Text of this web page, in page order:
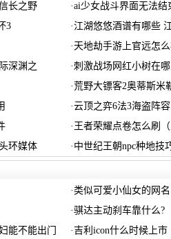
长之野 ·ai少女战斗界面无法结
3 ·江湖悠悠酒谱有哪些
· 天地劫手游上官远怎
深渊之 ·刺激战场网红小树在
· 荒野大镖客2奥蒂斯米
·云顶之弈6法3海盗阵
· 王者荣耀点卷怎么刷
环媒体 · 中世纪王朝npc种地技
· 类似可爱小仙女的网
·骐达主动刹车靠什么?
能不能出门 ·吉利icon什么时候上市